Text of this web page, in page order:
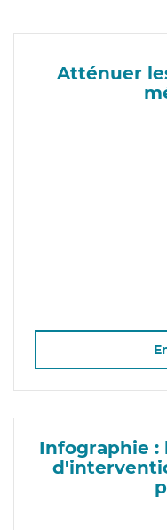
Atténuer
Infographie :